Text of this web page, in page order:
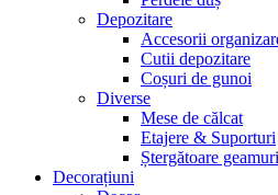
Depozitare
Accesorii
Cutii depozitare
Coșuri de gunoi
Diverse
Mese de călcat
Etajere & Suporturi
Ștergătoare geamuri
Decorațiuni